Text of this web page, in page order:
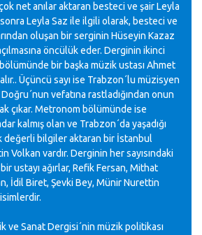
net anılar aktaran besteci ve şair Leyla
Leyla Saz ile ilgili olarak, besteci ve
oluşan bir serginin Hüseyin Kazaz
öncülük eder. Derginin ikinci
bir başka müzik ustası Ahmet
Üçüncü sayı ise Trabzon´lu müzisyen
vefatına rastladığından onun
çıkar. Metronom bölümünde ise
kalmış olan ve Trabzon´da yaşadığı
değerli bilgiler aktaran bir İstanbul
Volkan vardır. Derginin her sayısındaki
ustayı ağırlar, Refik Fersan, Mithat
İdil Biret, Şevki Bey, Münir Nurettin
Sanat Dergisi´nin müzik politikası